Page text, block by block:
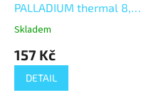
PALLADIUM thermal 8,
čokoládový šířka 140 cm
Skladem
157 Kč
DETAIL